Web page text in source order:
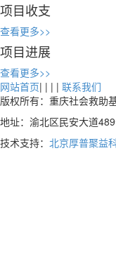
项目收支
查看更多>>
项目进展
查看更多>>
网站首页| | | | 联系我们
版权所有：重庆社会救助
地址：渝北区民安大道
技术支持： 北京厚普聚益